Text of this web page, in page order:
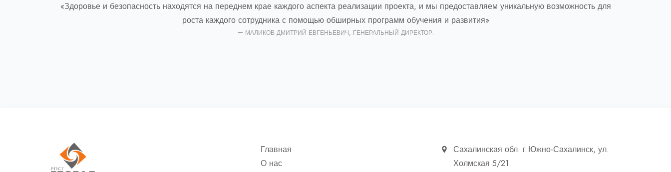
«Здоровье и безопасность находятся на переднем крае каждого аспекта реализации проекта, и мы предоставляем уникальную возможность для
роста каждого сотрудника с помощью обширных программ обучения и развития»
МАЛИКОВ ДМИТРИЙ ЕВГЕНЬЕВИЧ, ГЕНЕРАЛЬНЫЙ ДИРЕКТОР.
Главная
О нас
Сахалинская обл. г.Южно-Сахалинск, ул.
Холмская 5/21